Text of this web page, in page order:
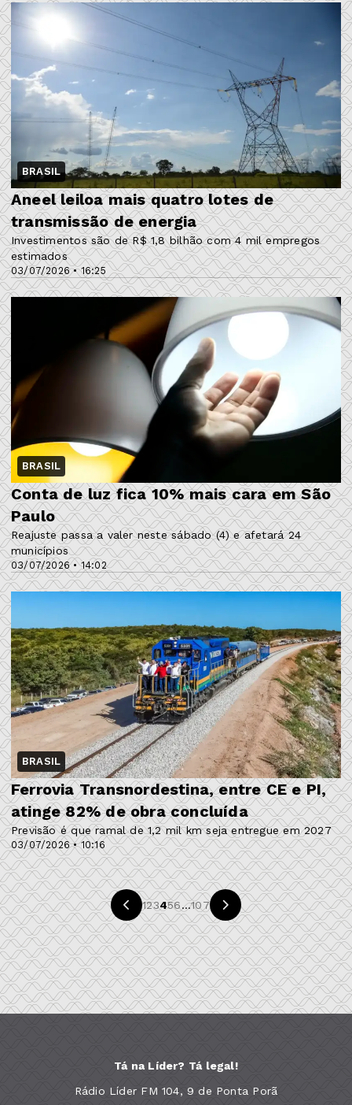
BRASIL
03/07/2026 • 16:25
Aneel leiloa mais quatro lotes de
transmissão de energia
Investimentos são de R$ 1,8 bilhão com 4 mil empregos
estimados
BRASIL
03/07/2026 • 14:02
Conta de luz fica 10% mais cara em São
Paulo
Reajuste passa a valer neste sábado (4) e afetará 24
municípios
BRASIL
03/07/2026 • 10:16
Ferrovia Transnordestina, entre CE e PI,
atinge 82% de obra concluída
Previsão é que ramal de 1,2 mil km seja entregue em 2027
123456...107
Tá na Líder? Tá legal!
Rádio Líder FM 104, 9 de Ponta Porã